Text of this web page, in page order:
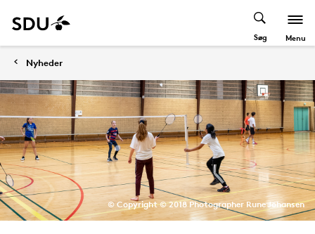
Søg Menu
Nyheder
© Copyright © 2018 Photographer Rune Johansen